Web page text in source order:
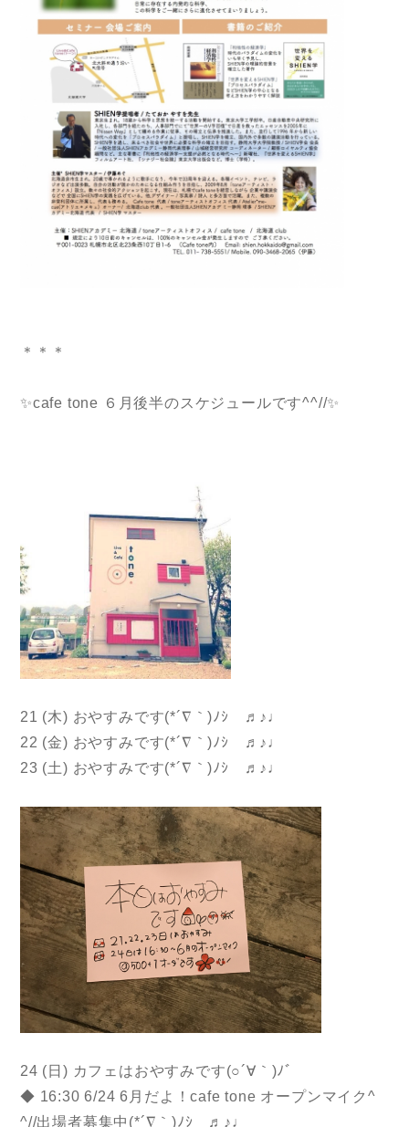
＊＊＊
✨cafe tone ６月後半のスケジュールです^^//✨
21 (木) おやすみです(*´∇｀)ﾉｼ ♬♪♩
22 (金) おやすみです(*´∇｀)ﾉｼ ♬♪♩
23 (土) おやすみです(*´∇｀)ﾉｼ ♬♪♩
24 (日) カフェはおやすみです(○´∀｀)ﾉﾞ
◆ 16:30 6/24 6月だよ！cafe tone オープンマイク^
^//出場者募集中(*´∇｀)ﾉｼ ♬♪♩